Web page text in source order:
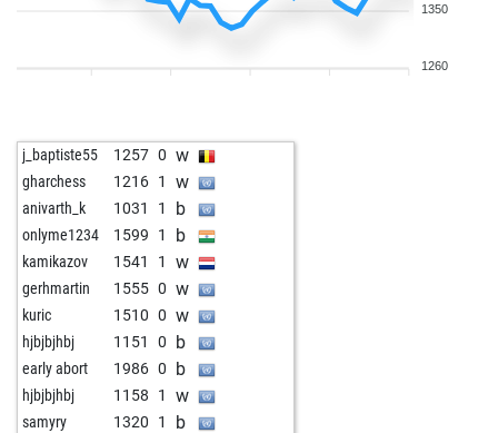
1350
1260
j_baptiste55 1257 0 w
gharchess 1216 1 w
anivarth_k 1031 1 b
onlyme1234 1599 1 b
kamikazov 1541 1 w
gerhmartin 1555 0 w
kuric 1510 0 w
hjbjbjhbj 1151 0 b
early abort 1986 0 b
hjbjbjhbj 1158 1 w
samyry 1320 1 b